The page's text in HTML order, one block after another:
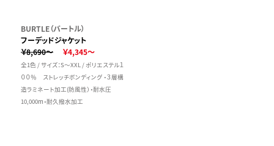
BURTLE（バートル）
フーデッドジャケット
￥8,690～
￥4,345～
全1色 / サイズ：S～XXL / ポリエステル１
００％ ストレッチボンディング ・３層構
造ラミネート加工(防風性）・耐水圧
10,000m・耐久撥水加工